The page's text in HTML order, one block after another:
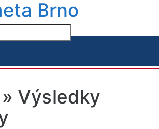
Brno
Výsledky